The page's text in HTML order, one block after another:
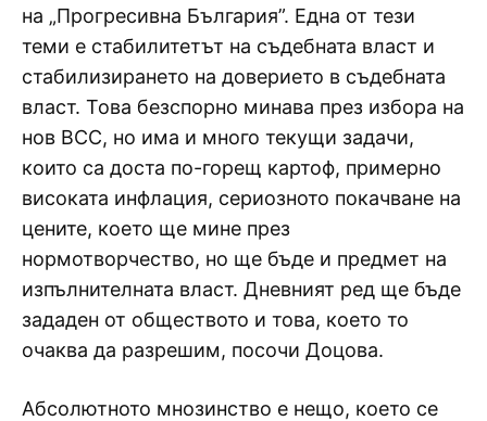
на „Прогресивна България”. Една от тези
теми е стабилитетът на съдебната власт и
стабилизирането на доверието в съдебната
власт. Това безспорно минава през избора на
нов ВСС, но има и много текущи задачи,
които са доста по-горещ картоф, примерно
високата инфлация, сериозното покачване на
цените, което ще мине през
нормотворчество, но ще бъде и предмет на
изпълнителната власт. Дневният ред ще бъде
зададен от обществото и това, което то
очаква да разрешим, посочи Доцова.
Абсолютното мнозинство е нещо, което се